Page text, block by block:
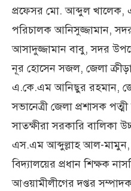
প্রফেসর মো. আব্দুল
পরিচালক আনিসুজ্জামান,
আসাদুজ্জামান বাবু, সদর
নূর হোসেন সজল, জেলা
এ.কে.এম আনিছুর রহমান,
সভানেত্রী জেলা প্রশাসক
সাতক্ষীরা সরকারি বালিকা
এস.এম আব্দুল্লাহ আল-মামুন,
বিদ্যালয়ের প্রধান শিক্ষক
আওয়ামীলীগের দপ্তর